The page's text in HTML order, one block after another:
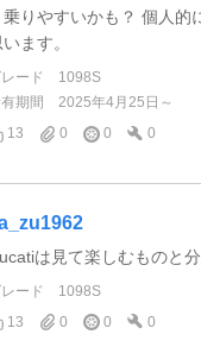
乗りやすいかも？ 個人的
ます。
ード
1098S
期間
2025年4月25日～
13
0 0 0
は見て楽しむものと分
ード
1098S
13
0 0 0